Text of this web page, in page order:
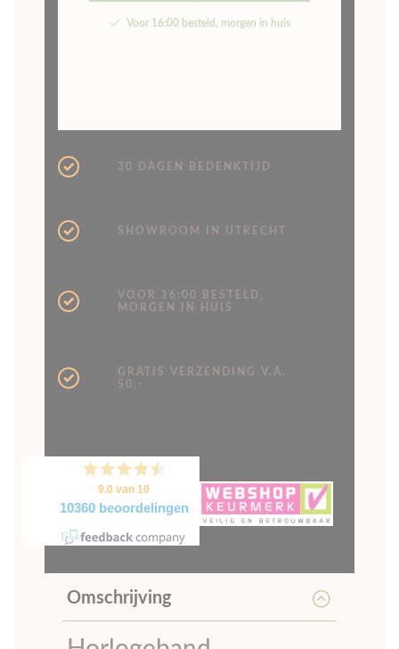
Voor 16:00 besteld, morgen in huis
30 DAGEN BEDENKTIJD
SHOWROOM IN UTRECHT
VOOR 16:00 BESTELD,
MORGEN IN HUIS
GRATIS VERZENDING V.A.
50,-
Omschrijving